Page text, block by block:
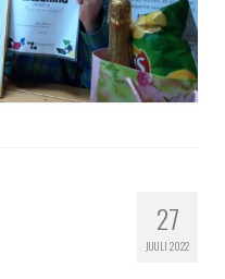
27
JUULI 2022